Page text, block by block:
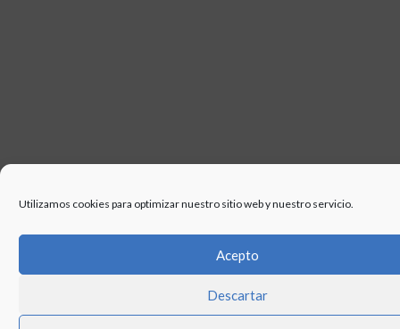
Utilizamos cookies para optimizar nuestro sitio web y nuestro servicio.
Acepto
Descartar